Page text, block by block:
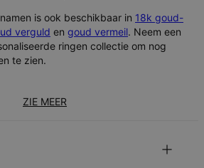
ZIE MEER
is ook beschikbaar in 18k goud-
verguld en goud vermeil. Neem een
ringen collectie om nog
te zien.